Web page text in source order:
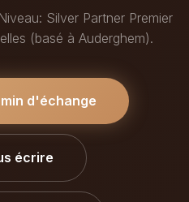
Silver Partner Premier
(basé à Auderghem).
d'échange
écrire